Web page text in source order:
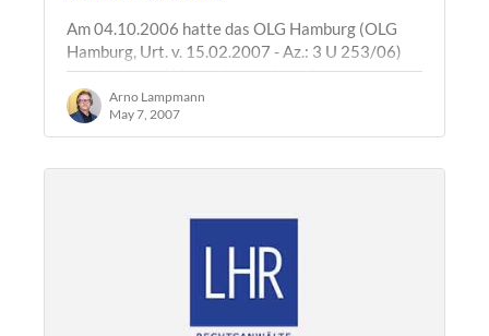
Am 04.10.2006 hatte das OLG Hamburg (OLG
Hamburg, Urt. v. 15.02.2007 - Az.: 3 U 253/06)
bereits darauf hingewiesen, dass die
Übersichtsseite "Bildergalerie" der eBay-Shops…
Arno Lampmann
May 7, 2007